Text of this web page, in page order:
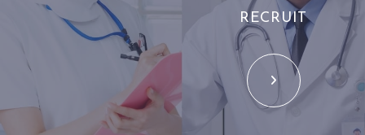
RECRUIT